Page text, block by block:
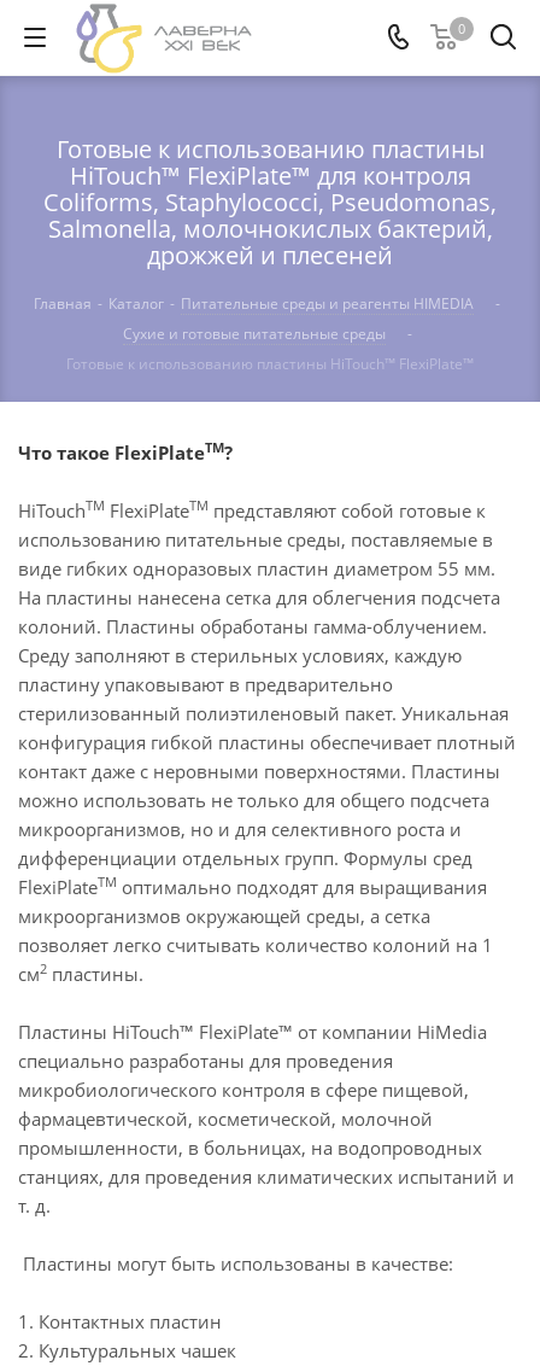
0
Готовые к использованию пластины
HiTouch™ FlexiPlate™ для контроля
Coliforms, Staphylococci, Pseudomonas,
Salmonella, молочнокислых бактерий,
дрожжей и плесеней
Главная - Каталог - Питательные среды и реагенты HIMEDIA
-
Сухие и готовые питательные среды
-
Готовые к использованию пластины HiTouch™ FlexiPlate™
Что такое FlexiPlateТМ?
HiTouchТМ FlexiPlateTM представляют собой готовые к
использованию питательные среды, поставляемые в
виде гибких одноразовых пластин диаметром 55 мм.
На пластины нанесена сетка для облегчения подсчета
колоний. Пластины обработаны гамма-облучением.
Среду заполняют в стерильных условиях, каждую
пластину упаковывают в предварительно
стерилизованный полиэтиленовый пакет. Уникальная
конфигурация гибкой пластины обеспечивает плотный
контакт даже с неровными поверхностями. Пластины
можно использовать не только для общего подсчета
микроорганизмов, но и для селективного роста и
дифференциации отдельных групп. Формулы сред
FlexiPlateTM оптимально подходят для выращивания
микроорганизмов окружающей среды, а сетка
позволяет легко считывать количество колоний на 1
см2 пластины.
Пластины HiTouch™ FlexiPlate™ от компании HiMedia
специально разработаны для проведения
микробиологического контроля в сфере пищевой,
фармацевтической, косметической, молочной
промышленности, в больницах, на водопроводных
станциях, для проведения климатических испытаний и
т. д.
Пластины могут быть использованы в качестве:
1. Контактных пластин
2. Культуральных чашек